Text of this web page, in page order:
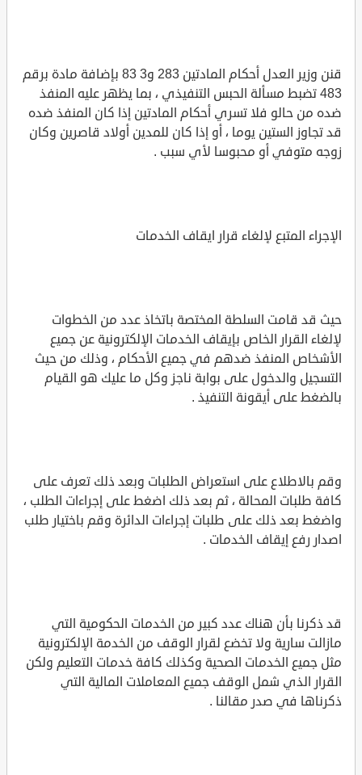
قنن وزير العدل أحكام المادتين 283 و3 83 بإضافة مادة برقم
483 تضبط مسألة الحبس التنفيذي ، بما يظهر عليه المنفذ
ضده من حالو فلا تسري أحكام المادتين إذا كان المنفذ ضده
قد تجاوز الستين يوما ، أو إذا كان للمدين أولاد قاصرين وكان
زوجه متوفي أو محبوسا لأي سبب .
الإجراء المتبع لإلغاء قرار ايقاف الخدمات
حيث قد قامت السلطة المختصة باتخاذ عدد من الخطوات
لإلغاء القرار الخاص بإيقاف الخدمات الإلكترونية عن جميع
الأشخاص المنفذ ضدهم في جميع الأحكام ، وذلك من حيث
التسجيل والدخول على بوابة ناجز وكل ما عليك هو القيام
بالضغط على أيقونة التنفيذ .
وقم بالاطلاع على استعراض الطلبات وبعد ذلك تعرف على
كافة طلبات المحالة ، ثم بعد ذلك اضغط على إجراءات الطلب ،
واضغط بعد ذلك على طلبات إجراءات الدائرة وقم باختيار طلب
اصدار رفع إيقاف الخدمات .
قد ذكرنا بأن هناك عدد كبير من الخدمات الحكومية التي
مازالت سارية ولا تخضع لقرار الوقف من الخدمة الإلكترونية
مثل جميع الخدمات الصحية وكذلك كافة خدمات التعليم ولكن
القرار الذي شمل الوقف جميع المعاملات المالية التي
ذكرناها في صدر مقالنا .